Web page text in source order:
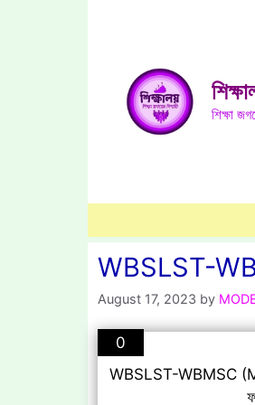
শিক্ষা
WBSLST-
August 17, 2023 by
0
WBSLST-WBMSC